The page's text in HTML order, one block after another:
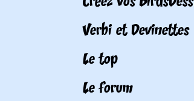
Verbi et Devinettes
Le top
Le forum